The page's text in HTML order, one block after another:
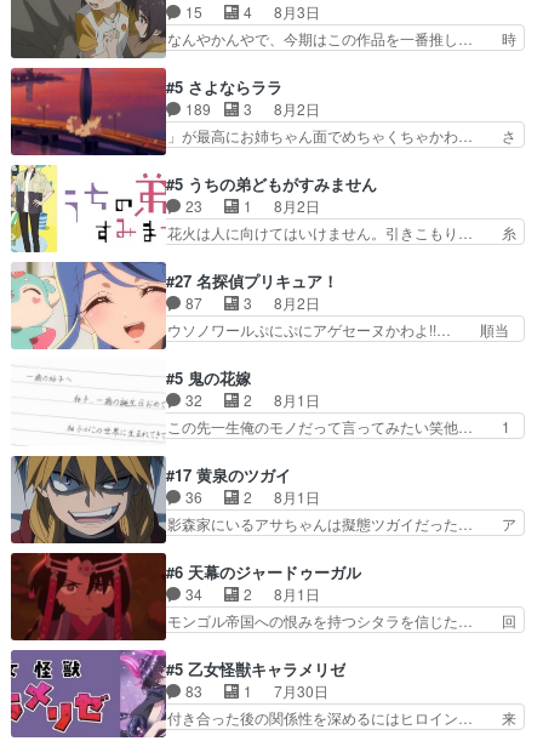
しておりスピカは対策… 能力鑑定胸像タリスマン
氏容姿も評価してし…
の関係に対して完全に「昔の女」とし… ルーシー
にデレるルディが完全に親バカで微… サラとは会
ってほしいちゃんとした別れ方し… サラは未練0
キャラモヤモヤする別れ方だ… 役で出演させてい
ただきました！よろしくお… 毎クールメインヒロ
インを好きになっちゃう…
15 4
8月3日
なんやかんやで、今期はこの作品を一番推し… 時
愛すぎるな楠木ともりちゃんのね… デフォルメさ
れた表情が特に多かったのが印… 葵＆茜の回も良
きでした。あの証拠写真、ひ… 互いが互いのこと
を想っているのにすれ違っ… 第５話をｄアニメス
んと練習したい〟と言… 本当この作品は「キャ
ラ」を活かすのがうま… みずかちゃんの介入で双
子の仲にヒビが………
#5 さよならララ
189 3
8月2日
」が最高にお姉ちゃん面でめちゃくちゃかわ… さ
を振り切ってみんなに謝ったララの思い… 仕事に
馴染めない辺り観ていて苦しいところ… ララちゃ
んの事情はもう少し皆に話して良い… ララと茉里
とで初のアルバイト。七転八倒し… 労働するプリ
てケーキ食べて、帰りにカメ… ララが働く事での
てんやわんや。働いて大変… 地道に働き人と関わ
る日々の中に愛を見いだ…
#5 うちの弟どもがすみません
23 1
8月2日
花火は人に向けてはいけません。引きこもり… 糸
お名前を見たんだけどあの中村大樹さん… 糸ちゃ
んカッケー、色んな意味でwゲームが… 姉から性
的興奮覚えてないよね？なんて言わ… テーマ：引
きこもりの理由感想は、久しぶり… 元ゲーマーな
んの距離感おかしいね(*´… 糸と源ははよ好きお
うとると言わんかい！引… ショウくんと対等に話
すためにゲームをする…
#27 名探偵プリキュア！
87 3
8月2日
ウソノワールぷにぷにアゲセーヌかわよ!!… 順当
取り戻し正式に探偵事務所で働き始め… ポワロ、
元ネタを解説して原作に誘導するの… くれあさん
の探偵としての初事件にしてちょ… ・急にクイズ
番組が始まったw・妖精ウソノ… るるかの助手だ
の！？クレアさん探偵すぎ… 突然のポアロクイズ
は草なんよ。んで、あん… 今回からついにくれあ
が探偵事務所の仲間に…
#5 鬼の花嫁
32 2
8月1日
この先一生俺のモノだって言ってみたい笑他… 1
さん柚子に18年分の誕生日プレゼント… 柚子は
鬼龍院家から初めて学校に通う事にな… プレゼン
ト攻撃ヤバすぎるwwwヴァイオレ… 玲夜さまサ
プライズの、これまでの柚子ちゃ… 玲夜から柚子
んへ…もう中学生な… 梅原の人が18歳になるま
での誕生プレゼン… なよなよした男（cv石田彰）
梅ちゃんがた…
#17 黄泉のツガイ
36 2
8月1日
影森家にいるアサちゃんは擬態ツガイだった… ア
にアサはいなかった逆にガブちゃんはい… 影森の
当主が際限なくツガイを増やせるのに… 今回はも
うガブちゃんさんの悲鳴にも似た怒… ユルと戦っ
た時から伏線が張られていたのが… しかしアサ
い筈のガブちゃん、アキオの… 色々とひっかけが
あって、最終的に嫌な終わ… ゴンゾウが従える大
量のツガイに何事かと思…
#6 天幕のジャードゥーガル
34 2
8月1日
モンゴル帝国への恨みを持つシタラを信じた… 回
タイの妃になってもその心は晴れず、モ… ドレゲ
ネの過去、宝石だった彼女が人になり… ドレゲネ
の過去、、辛かった、、あのジャタ… 年上旦那が
良い人でも、女は宝石でただ笑っ… ダイルの儀式
#5 乙女怪獣キャラメリゼ
83 1
7月30日
付き合った後の関係性を深めるにはヒロイン… 来